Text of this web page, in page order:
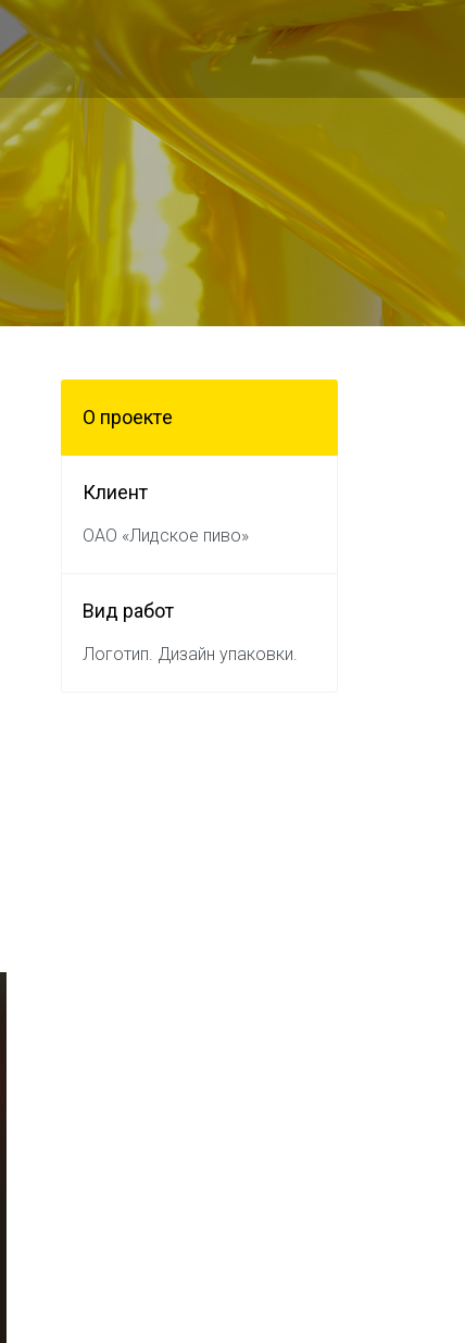
О проектe
Клиент
ОАО «Лидское пиво»
Вид работ
Логотип. Дизайн упаковки.